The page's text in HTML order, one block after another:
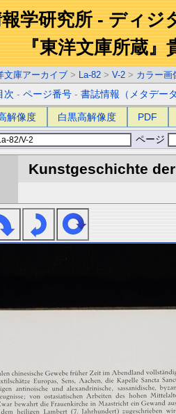
学研究所 - ディジ
『東洋文庫所蔵』
文庫アーカイブ > La-82 > V-2 > カラー画
次 -ページ番号 -書誌情報（メタデー
解像度 白黒高解像度 PDF
ページ
Kunstgeschichte